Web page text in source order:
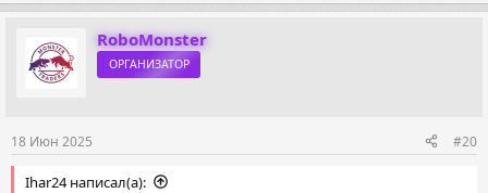
RoboMonster
ОРГАНИЗАТОР
18 Июн 2025 #20
Ihar24 написал(а):